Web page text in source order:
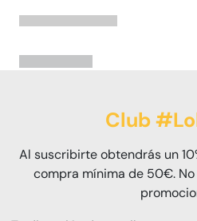
Club
Al suscribirte obtendrás un
compra mínima de 50€.